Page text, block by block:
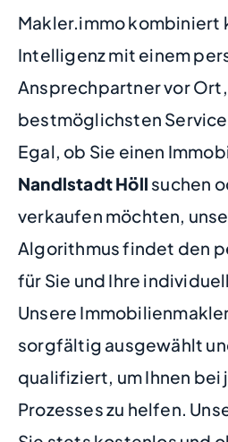
Makler.immo kombiniert
Intelligenz mit einem
Ansprechpartner vor Ort,
bestmöglichsten
Egal, ob Sie einen
Nandlstadt Höll suchen
verkaufen möchten,
Algorithmus findet den
für Sie und Ihre
Unsere
sorgfältig ausgewählt
qualifiziert, um Ihnen
Prozesses zu helfen.